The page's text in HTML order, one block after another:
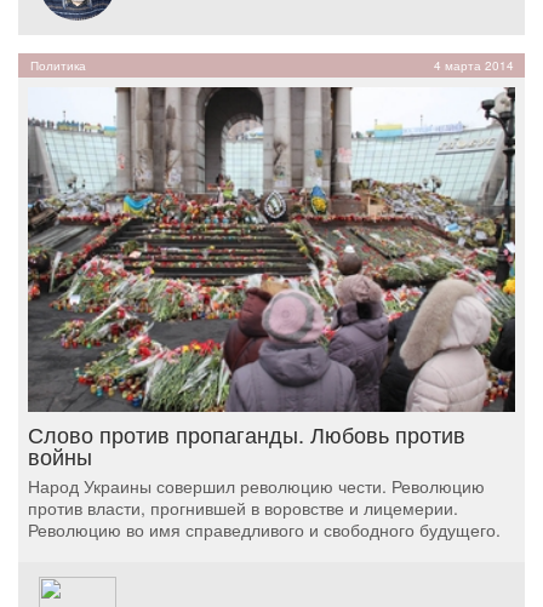
Политика 4 марта 2014
Слово против пропаганды. Любовь против
войны
Народ Украины совершил революцию чести. Революцию
против власти, прогнившей в воровстве и лицемерии.
Революцию во имя справедливого и свободного будущего.